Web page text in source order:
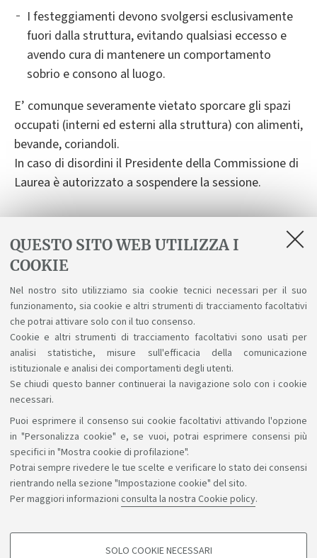
QUESTO SITO WEB UTILIZZA I
COOKIE
Nel nostro sito utilizziamo sia cookie tecnici necessari per il suo
funzionamento, sia cookie e altri strumenti di tracciamento facoltativi
che potrai attivare solo con il tuo consenso.
Cookie e altri strumenti di tracciamento facoltativi sono usati per
analisi statistiche, misure sull'efficacia della comunicazione
istituzionale e analisi dei comportamenti degli utenti.
Se chiudi questo banner continuerai la navigazione solo con i cookie
necessari.
Puoi esprimere il consenso sui cookie facoltativi attivando l'opzione
in "Personalizza cookie" e, se vuoi, potrai esprimere consensi più
specifici in "Mostra cookie di profilazione".
Potrai sempre rivedere le tue scelte e verificare lo stato dei consensi
rientrando nella sezione "Impostazione cookie" del sito.
Per maggiori informazioni consulta la nostra Cookie policy.
SOLO COOKIE NECESSARI
I festeggiamenti devono svolgersi esclusivamente
fuori dalla struttura, evitando qualsiasi eccesso e
avendo cura di mantenere un comportamento
sobrio e consono al luogo.
E’ comunque severamente vietato sporcare gli spazi
occupati (interni ed esterni alla struttura) con alimenti,
bevande, coriandoli.
In caso di disordini il Presidente della Commissione di
Laurea è autorizzato a sospendere la sessione.
allegati
Riprese fotografiche e video durante le sedute di
laurea
Informazioni sulle riprese fotografiche e video
durante le sedute di laurea e di dottorato.
Sosteniamo il diritto alla conoscenza
Seguici su: